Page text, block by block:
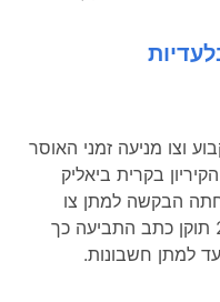
וצו מניעה זמני האוסר
בקרית ביאליק
לאחר שנדחתה הבקשה למתן צו
מניעה זמני בהחלטתי מיום 28.9.98 תוקן כתב התביעה כך
למתן חשבונות.